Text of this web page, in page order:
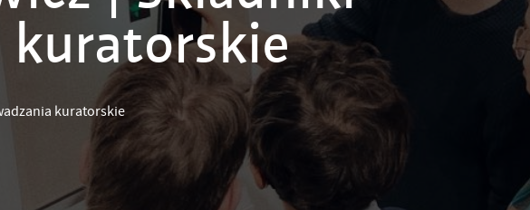
kuratorskie
kuratorskie